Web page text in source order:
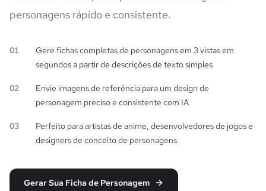
personagens rápido e consistente.
01
Gere fichas completas de personagens em 3 vistas em
segundos a partir de descrições de texto simples
02
Envie imagens de referência para um design de
personagem preciso e consistente com IA
03
Perfeito para artistas de anime, desenvolvedores de jogos e
designers de conceito de personagens
Gerar Sua Ficha de Personagem